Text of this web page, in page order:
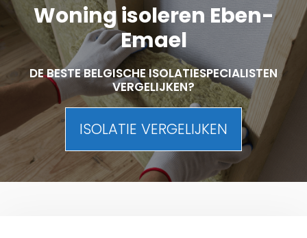
Woning isoleren Eben-
Emael
DE BESTE BELGISCHE ISOLATIESPECIALISTEN
VERGELIJKEN?
ISOLATIE VERGELIJKEN